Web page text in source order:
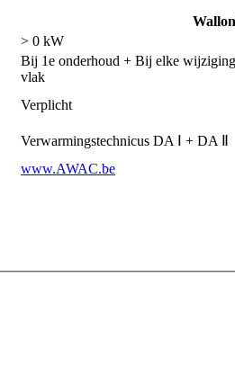
> 0 kW
Bij 1e onderhoud + Bij elke
vlak
Verplicht
Verwarmingstechnicus DA Ⅰ + DA Ⅱ
www.AWAC.be